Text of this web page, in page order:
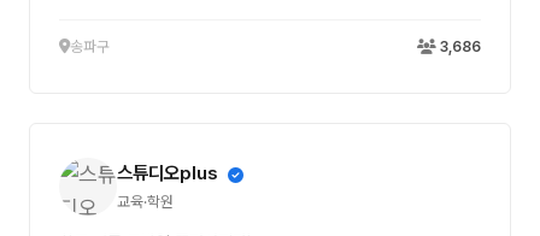
송파구 3,686
스튜디오plus
교육·학원